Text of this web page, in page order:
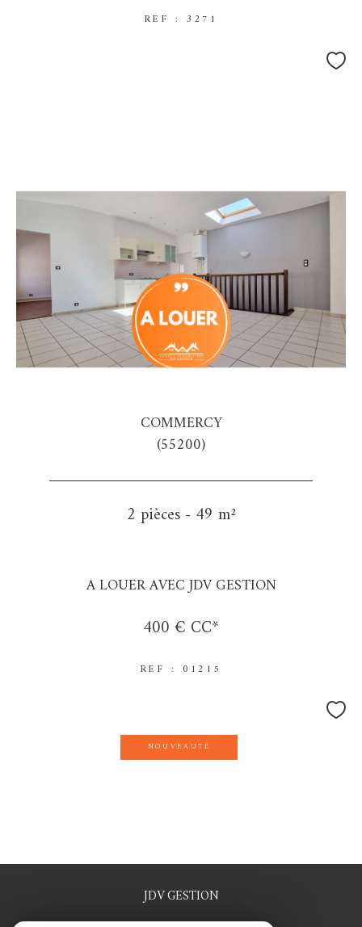
REF : 3271
COMMERCY
(55200)
2 pièces - 49 m²
A LOUER AVEC JDV GESTION
400 € CC*
REF : 01215
NOUVEAUTÉ
JDV GESTION